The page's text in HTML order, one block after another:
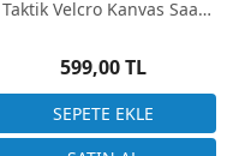
Taktik Velcro Kanvas Saat
Spor Kayış
599,00 TL